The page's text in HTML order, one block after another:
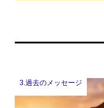
3.過去のメッセージ